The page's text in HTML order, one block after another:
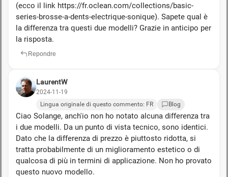
(ecco il link https://fr.oclean.com/collections/basic-
series-brosse-a-dents-electrique-sonique). Sapete qual è
la differenza tra questi due modelli? Grazie in anticipo per
la risposta.
Repondre
LaurentW
2024-11-19
Lingua originale di questo commento: FR Blog
Ciao Solange, anch'io non ho notato alcuna differenza tra
i due modelli. Da un punto di vista tecnico, sono identici.
Dato che la differenza di prezzo è piuttosto ridotta, si
tratta probabilmente di un miglioramento estetico o di
qualcosa di più in termini di applicazione. Non ho provato
questo nuovo modello.